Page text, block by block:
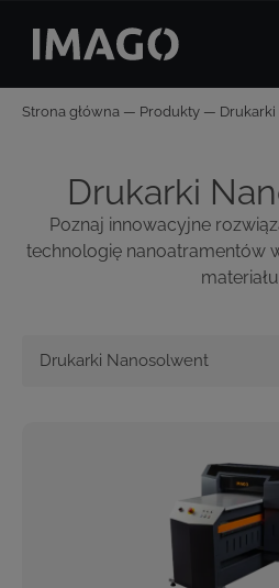
Strona główna — Produkty —
Drukarki
Poznaj innowacyjne
technologię nanoatramentów
materiału
Drukarki Nanosolwent